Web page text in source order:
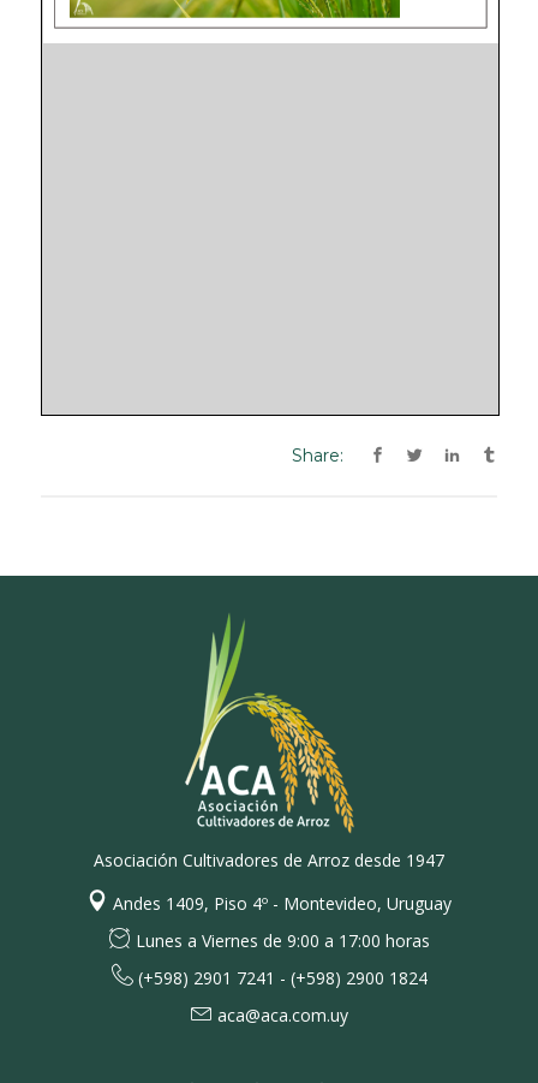
Share:
Asociación Cultivadores de Arroz desde 1947
Andes 1409, Piso 4º - Montevideo, Uruguay
Lunes a Viernes de 9:00 a 17:00 horas
(+598) 2901 7241 - (+598) 2900 1824
aca@aca.com.uy